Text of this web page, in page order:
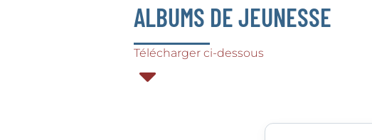
ALBUMS DE JEUNESSE
Télécharger ci-dessous